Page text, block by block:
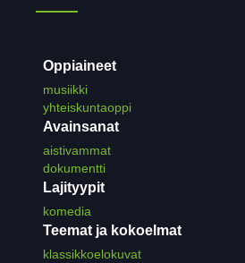
Oppiaineet
musiikki
yhteiskuntaoppi
Avainsanat
aistivammat
dokumentti
Lajityypit
komedia
Teemat ja kokoelmat
klassikkoelokuvat